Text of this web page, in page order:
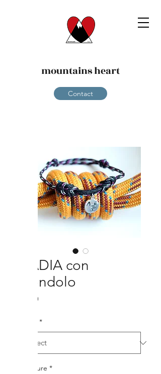
mountains heart
Contact
BADIA con
ciondolo
€9.00Price
*
Measure *